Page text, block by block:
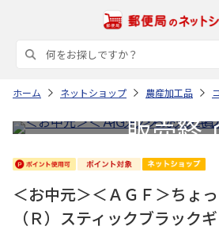
ホーム ネットショップ 農産加工品
＜お中元＞＜ＡＧＦ＞ちょ
（Ｒ）スティックブラック